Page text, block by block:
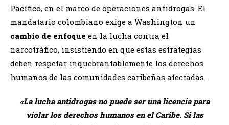
Pacífico, en el marco de operaciones antidrogas. El
mandatario colombiano exige a Washington un
cambio de enfoque en la lucha contra el
narcotráfico, insistiendo en que estas estrategias
deben respetar inquebrantablemente los derechos
humanos de las comunidades caribeñas afectadas. ​
«La lucha antidrogas no puede ser una licencia para
violar los derechos humanos en el Caribe. Si las